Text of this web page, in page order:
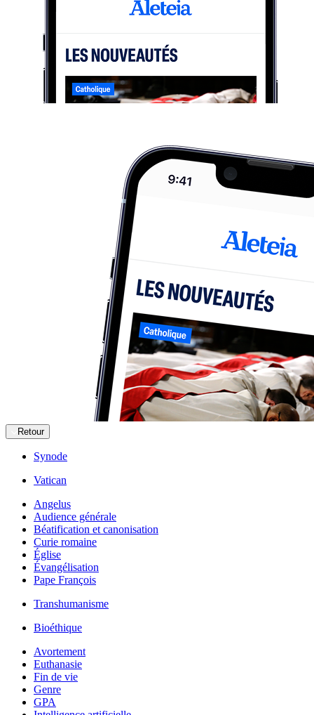
Retour
Synode
Vatican
Angelus
Audience générale
Béatification et canonisation
Curie romaine
Église
Évangélisation
Pape François
Transhumanisme
Bioéthique
Avortement
Euthanasie
Fin de vie
Genre
GPA